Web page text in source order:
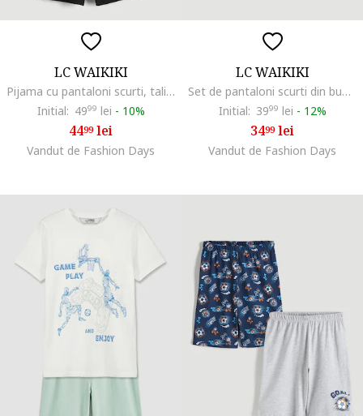
LC WAIKIKI
Pijama cu pantaloni scurti, talie elastica si model, Negru/Portocaliu pastel
Initial: 4999 lei - 10%
4499lei
Vandut de Fashion Days
LC WAIKIKI
Set de pantaloni scurti din bumbac cu imprimeu grafic discret - 2 piese, Albastru royal/Albastru petrol
Initial: 3999 lei - 12%
3499lei
Vandut de Fashion Days